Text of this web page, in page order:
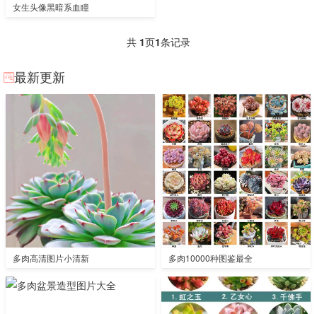
女生头像黑暗系血瞳
共 1页1条记录
最新更新
多肉高清图片小清新 多肉10000种图鉴最全